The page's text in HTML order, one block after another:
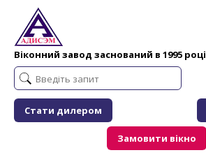
Віконний завод заснований в 1995 році
Стати дилером
Замовити вікно